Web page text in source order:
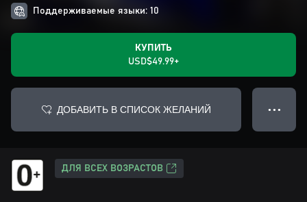
Поддерживаемые языки: 10
КУПИТЬ
USD$49.99+
ДОБАВИТЬ В СПИСОК ЖЕЛАНИЙ ● ● ●
ДЛЯ ВСЕХ ВОЗРАСТОВ